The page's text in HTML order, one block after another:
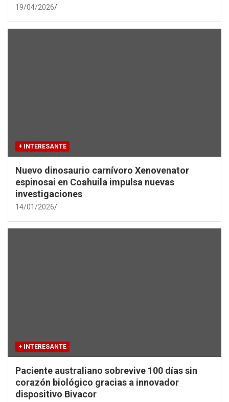
19/04/2026
+ INTERESANTE
Nuevo dinosaurio carnívoro Xenovenator
espinosai en Coahuila impulsa nuevas
investigaciones
14/01/2026
+ INTERESANTE
Paciente australiano sobrevive 100 días sin
corazón biológico gracias a innovador
dispositivo Bivacor